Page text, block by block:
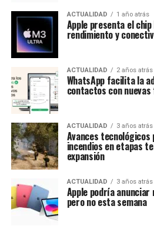
ACTUALIDAD 1 año atrás
Apple presenta el
rendimiento y
ACTUALIDAD 2 años atrás
WhatsApp facilita la
contactos con
ACTUALIDAD 3 años atrás
Avances
incendios en etapas
expansión
ACTUALIDAD 3 años atrás
Apple podría anunciar
pero no esta semana